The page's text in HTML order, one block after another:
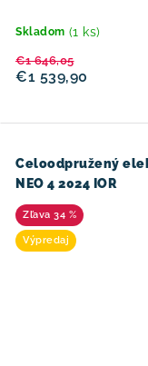
Skladom (1 ks)
€1 539,90
€1 646,05
Celoodpružený
NEO 4 2024 IOR
34 %
Výpredaj